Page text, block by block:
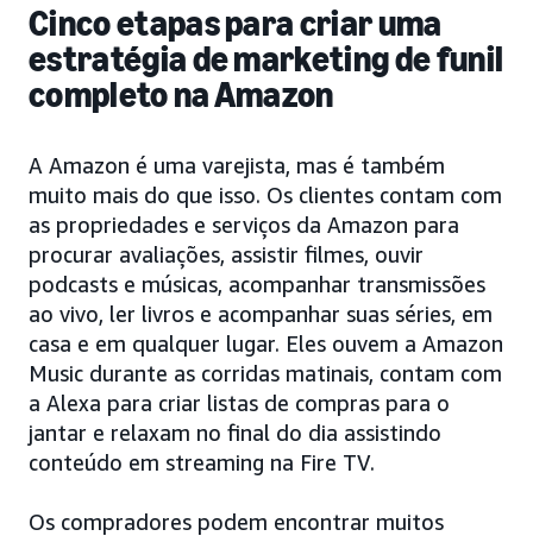
Cinco etapas para criar uma
estratégia de marketing de funil
completo na Amazon
A Amazon é uma varejista, mas é também
muito mais do que isso. Os clientes contam com
as propriedades e serviços da Amazon para
procurar avaliações, assistir filmes, ouvir
podcasts e músicas, acompanhar transmissões
ao vivo, ler livros e acompanhar suas séries, em
casa e em qualquer lugar. Eles ouvem a Amazon
Music durante as corridas matinais, contam com
a Alexa para criar listas de compras para o
jantar e relaxam no final do dia assistindo
conteúdo em streaming na Fire TV.
Os compradores podem encontrar muitos